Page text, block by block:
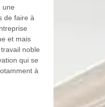
une
de faire à
et mais
noble
qui se
à